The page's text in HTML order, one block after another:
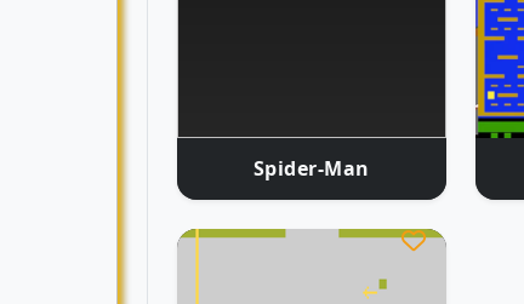
Spider-Man